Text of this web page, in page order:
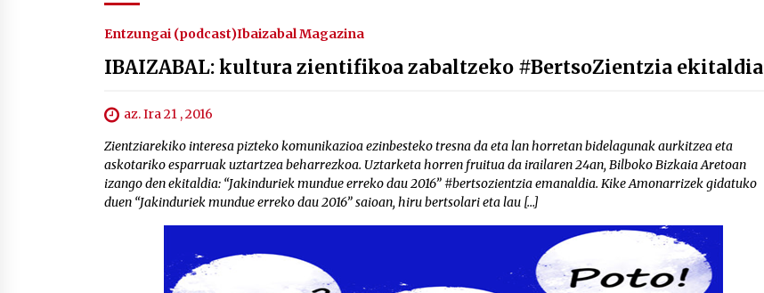
Entzungai (podcast)Ibaizabal Magazina
IBAIZABAL: kultura zientifikoa zabaltzeko #BertsoZientzia ekitaldia
az. Ira 21 , 2016
Zientziarekiko interesa pizteko komunikazioa ezinbesteko tresna da eta lan horretan bidelagunak aurkitzea eta
askotariko esparruak uztartzea beharrezkoa. Uztarketa horren fruitua da irailaren 24an, Bilboko Bizkaia Aretoan
izango den ekitaldia: “Jakinduriek mundue erreko dau 2016” #bertsozientzia emanaldia. Kike Amonarrizek gidatuko
duen “Jakinduriek mundue erreko dau 2016” saioan, hiru bertsolari eta lau […]